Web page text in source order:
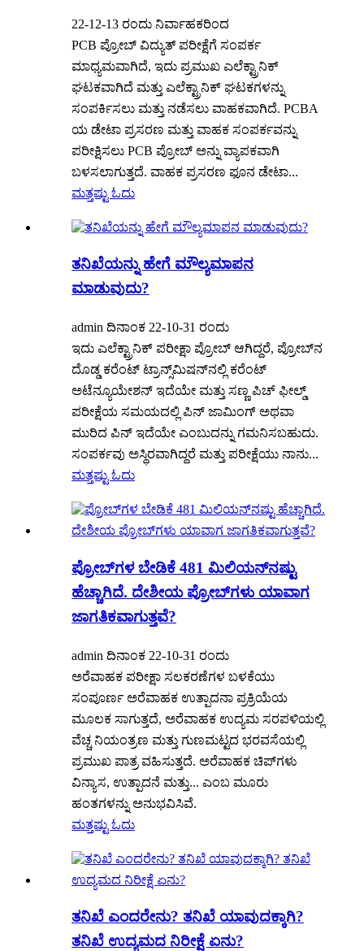
22-12-13 ರಂದು ನಿರ್ವಾಹಕರಿಂದ
PCB ಪ್ರೋಬ್ ವಿದ್ಯುತ್ ಪರೀಕ್ಷೆಗೆ ಸಂಪರ್ಕ
ಮಾಧ್ಯಮವಾಗಿದೆ, ಇದು ಪ್ರಮುಖ ಎಲೆಕ್ಟ್ರಾನಿಕ್
ಘಟಕವಾಗಿದೆ ಮತ್ತು ಎಲೆಕ್ಟ್ರಾನಿಕ್ ಘಟಕಗಳನ್ನು
ಸಂಪರ್ಕಿಸಲು ಮತ್ತು ನಡೆಸಲು ವಾಹಕವಾಗಿದೆ. PCBA
ಯ ಡೇಟಾ ಪ್ರಸರಣ ಮತ್ತು ವಾಹಕ ಸಂಪರ್ಕವನ್ನು
ಪರೀಕ್ಷಿಸಲು PCB ಪ್ರೋಬ್ ಅನ್ನು ವ್ಯಾಪಕವಾಗಿ
ಬಳಸಲಾಗುತ್ತದೆ. ವಾಹಕ ಪ್ರಸರಣ ಫೂನ ಡೇಟಾ...
ಮತ್ತಷ್ಟು ಓದು
ತನಿಖೆಯನ್ನು ಹೇಗೆ ಮೌಲ್ಯಮಾಪನ
ಮಾಡುವುದು?
admin ದಿನಾಂಕ 22-10-31 ರಂದು
ಇದು ಎಲೆಕ್ಟ್ರಾನಿಕ್ ಪರೀಕ್ಷಾ ಪ್ರೋಬ್ ಆಗಿದ್ದರೆ, ಪ್ರೋಬ್‌ನ
ದೊಡ್ಡ ಕರೆಂಟ್ ಟ್ರಾನ್ಸ್‌ಮಿಷನ್‌ನಲ್ಲಿ ಕರೆಂಟ್
ಅಟೆನ್ಯೂಯೇಶನ್ ಇದೆಯೇ ಮತ್ತು ಸಣ್ಣ ಪಿಚ್ ಫೀಲ್ಡ್
ಪರೀಕ್ಷೆಯ ಸಮಯದಲ್ಲಿ ಪಿನ್ ಜಾಮಿಂಗ್ ಅಥವಾ
ಮುರಿದ ಪಿನ್ ಇದೆಯೇ ಎಂಬುದನ್ನು ಗಮನಿಸಬಹುದು.
ಸಂಪರ್ಕವು ಅಸ್ಥಿರವಾಗಿದ್ದರೆ ಮತ್ತು ಪರೀಕ್ಷೆಯು ನಾನು...
ಮತ್ತಷ್ಟು ಓದು
ಪ್ರೋಬ್‌ಗಳ ಬೇಡಿಕೆ 481 ಮಿಲಿಯನ್‌ನಷ್ಟು
ಹೆಚ್ಚಾಗಿದೆ. ದೇಶೀಯ ಪ್ರೋಬ್‌ಗಳು ಯಾವಾಗ
ಜಾಗತಿಕವಾಗುತ್ತವೆ?
admin ದಿನಾಂಕ 22-10-31 ರಂದು
ಅರೆವಾಹಕ ಪರೀಕ್ಷಾ ಸಲಕರಣೆಗಳ ಬಳಕೆಯು
ಸಂಪೂರ್ಣ ಅರೆವಾಹಕ ಉತ್ಪಾದನಾ ಪ್ರಕ್ರಿಯೆಯ
ಮೂಲಕ ಸಾಗುತ್ತದೆ, ಅರೆವಾಹಕ ಉದ್ಯಮ ಸರಪಳಿಯಲ್ಲಿ
ವೆಚ್ಚ ನಿಯಂತ್ರಣ ಮತ್ತು ಗುಣಮಟ್ಟದ ಭರವಸೆಯಲ್ಲಿ
ಪ್ರಮುಖ ಪಾತ್ರ ವಹಿಸುತ್ತದೆ. ಅರೆವಾಹಕ ಚಿಪ್‌ಗಳು
ವಿನ್ಯಾಸ, ಉತ್ಪಾದನೆ ಮತ್ತು... ಎಂಬ ಮೂರು
ಹಂತಗಳನ್ನು ಅನುಭವಿಸಿವೆ.
ಮತ್ತಷ್ಟು ಓದು
ತನಿಖೆ ಎಂದರೇನು? ತನಿಖೆ ಯಾವುದಕ್ಕಾಗಿ?
ತನಿಖೆ ಉದ್ಯಮದ ನಿರೀಕ್ಷೆ ಏನು?